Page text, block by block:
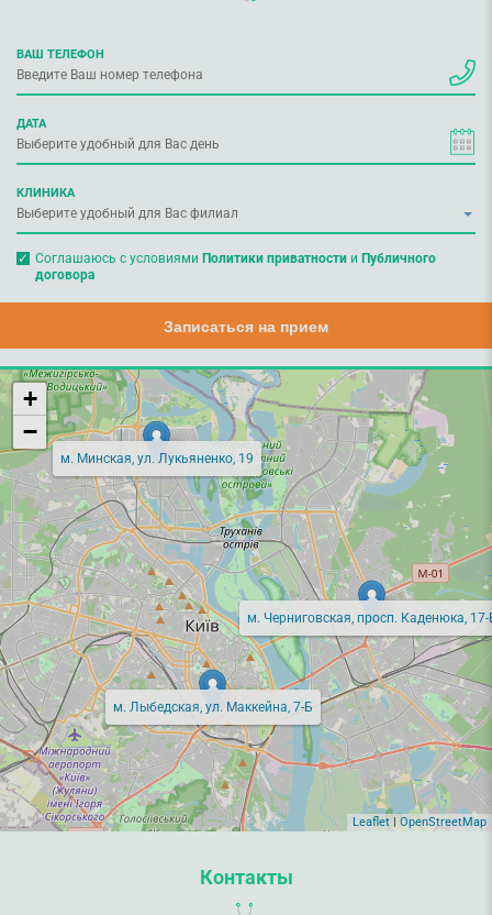
ВАШ ТЕЛЕФОН
ДАТА
КЛИНИКА
Соглашаюсь с условиями Политики приватностии Публичного
договора
Записаться на прием
м. Минская, ул. Лукьяненко, 19
м. Лыбедская, ул. Маккейна, 7-Б
м. Черниговская, просп. Каденюка, 17-
+
−
Leaflet| OpenStreetMap
Контакты